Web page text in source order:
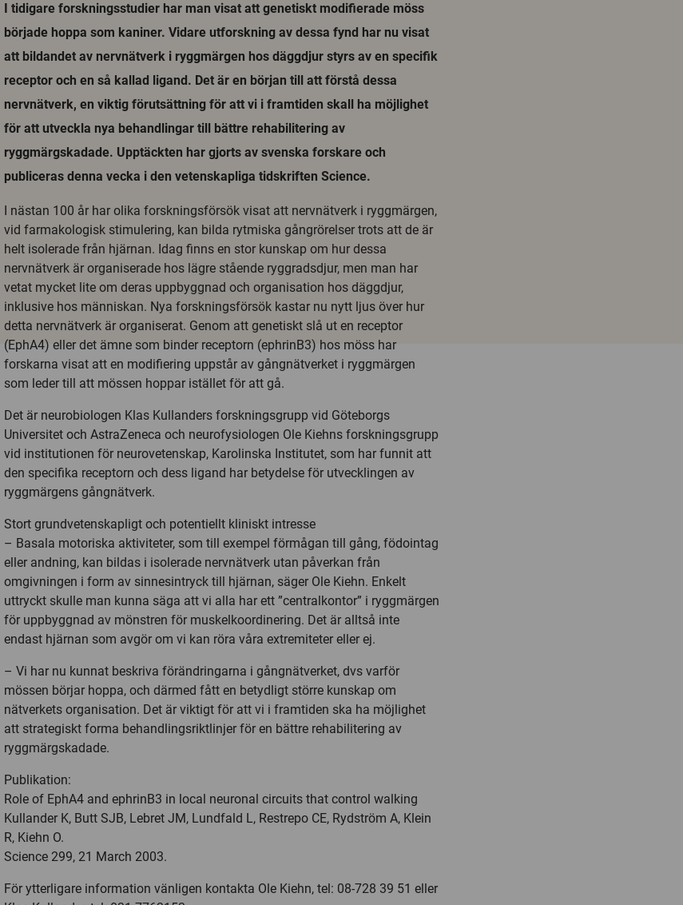
I tidigare forskningsstudier har man visat att genetiskt modifierade möss
började hoppa som kaniner. Vidare utforskning av dessa fynd har nu visat
att bildandet av nervnätverk i ryggmärgen hos däggdjur styrs av en specifik
receptor och en så kallad ligand. Det är en början till att förstå dessa
nervnätverk, en viktig förutsättning för att vi i framtiden skall ha möjlighet
för att utveckla nya behandlingar till bättre rehabilitering av
ryggmärgskadade. Upptäckten har gjorts av svenska forskare och
publiceras denna vecka i den vetenskapliga tidskriften Science.
I nästan 100 år har olika forskningsförsök visat att nervnätverk i ryggmärgen,
vid farmakologisk stimulering, kan bilda rytmiska gångrörelser trots att de är
helt isolerade från hjärnan. Idag finns en stor kunskap om hur dessa
nervnätverk är organiserade hos lägre stående ryggradsdjur, men man har
vetat mycket lite om deras uppbyggnad och organisation hos däggdjur,
inklusive hos människan. Nya forskningsförsök kastar nu nytt ljus över hur
detta nervnätverk är organiserat. Genom att genetiskt slå ut en receptor
(EphA4) eller det ämne som binder receptorn (ephrinB3) hos möss har
forskarna visat att en modifiering uppstår av gångnätverket i ryggmärgen
som leder till att mössen hoppar istället för att gå.
Det är neurobiologen Klas Kullanders forskningsgrupp vid Göteborgs
Universitet och AstraZeneca och neurofysiologen Ole Kiehns forskningsgrupp
vid institutionen för neurovetenskap, Karolinska Institutet, som har funnit att
den specifika receptorn och dess ligand har betydelse för utvecklingen av
ryggmärgens gångnätverk.
Stort grundvetenskapligt och potentiellt kliniskt intresse
– Basala motoriska aktiviteter, som till exempel förmågan till gång, födointag
eller andning, kan bildas i isolerade nervnätverk utan påverkan från
omgivningen i form av sinnesintryck till hjärnan, säger Ole Kiehn. Enkelt
uttryckt skulle man kunna säga att vi alla har ett ”centralkontor” i ryggmärgen
för uppbyggnad av mönstren för muskelkoordinering. Det är alltså inte
endast hjärnan som avgör om vi kan röra våra extremiteter eller ej.
– Vi har nu kunnat beskriva förändringarna i gångnätverket, dvs varför
mössen börjar hoppa, och därmed fått en betydligt större kunskap om
nätverkets organisation. Det är viktigt för att vi i framtiden ska ha möjlighet
att strategiskt forma behandlingsriktlinjer för en bättre rehabilitering av
ryggmärgskadade.
Publikation:
Role of EphA4 and ephrinB3 in local neuronal circuits that control walking
Kullander K, Butt SJB, Lebret JM, Lundfald L, Restrepo CE, Rydström A, Klein
R, Kiehn O.
Science 299, 21 March 2003.
För ytterligare information vänligen kontakta Ole Kiehn, tel: 08-728 39 51 eller